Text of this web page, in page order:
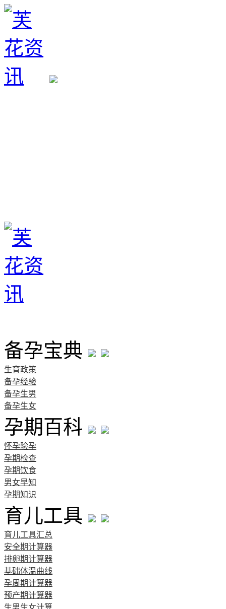
备孕宝典
生育政策
备孕经验
备孕生男
备孕生女
孕期百科
怀孕验孕
孕期检查
孕期饮食
男女早知
孕期知识
育儿工具
育儿工具汇总
安全期计算器
排卵期计算器
基础体温曲线
孕周期计算器
预产期计算器
生男生女计算